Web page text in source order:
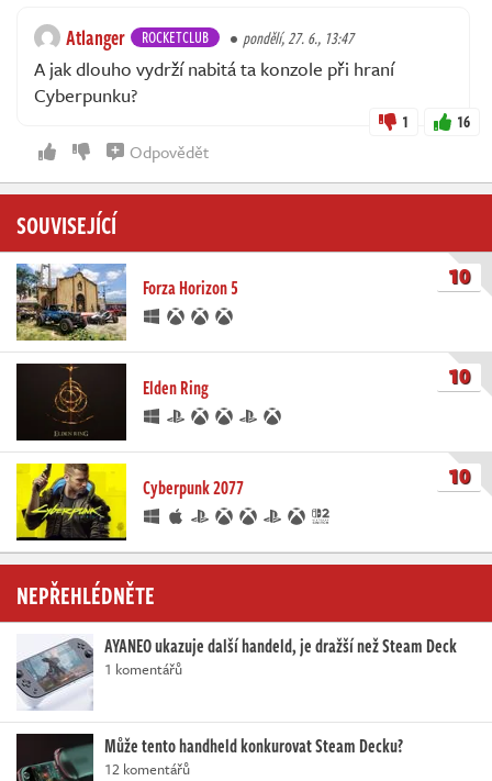
Atlanger ROCKETCLUB pondělí, 27. 6., 13:47
A jak dlouho vydrží nabitá ta konzole při hraní
Cyberpunku?
1 16
Odpovědět
SOUVISEJÍCÍ
Forza Horizon 5 10
Elden Ring 10
Cyberpunk 2077 10
NEPŘEHLÉDNĚTE
AYANEO ukazuje další handeld, je dražší než Steam Deck
1 komentářů
Může tento handheld konkurovat Steam Decku?
12 komentářů